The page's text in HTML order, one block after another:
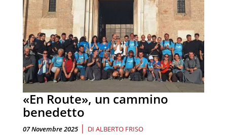
«En Route», un cammino
benedetto
07 Novembre 2025 | DI ALBERTO FRISO